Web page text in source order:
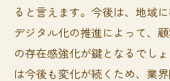
ると言えます。今後は、地域
デジタル化の推進によって、
の存在感強化が鍵となるでし
は今後も変化が続くため、業